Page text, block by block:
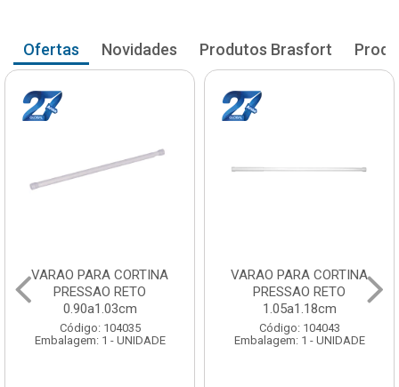
Ofertas Novidades Produtos Brasfort
VARAO PARA CORTINA
PRESSAO RETO
0.90a1.03cm
Código: 104035
Embalagem: 1 - UNIDADE
VARAO PARA CORTINA
PRESSAO RETO
1.05a1.18cm
Código: 104043
Embalagem: 1 - UNIDADE